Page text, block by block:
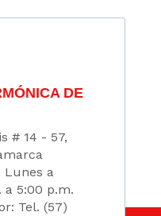
DE
# 14 - 57,
Lunes a
a 5:00 p.m.
Tel. (57)